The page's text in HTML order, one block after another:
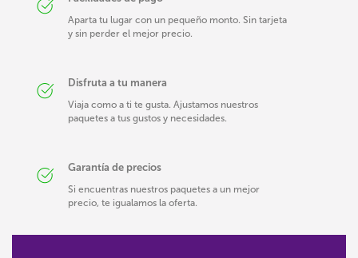
Aparta tu lugar con un pequeño monto. Sin tarjeta
y sin perder el mejor precio.
Disfruta a tu manera
Viaja como a ti te gusta. Ajustamos nuestros
paquetes a tus gustos y necesidades.
Garantía de precios
Si encuentras nuestros paquetes a un mejor
precio, te igualamos la oferta.